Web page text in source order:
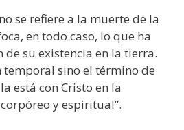
se refiere a la muerte de la
en todo caso, lo que ha
su existencia en la tierra.
temporal sino el término de
está con Cristo en la
y espiritual”.